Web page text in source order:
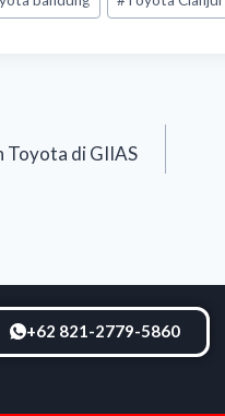
Toyota di GIIAS
+62 821-2779-5860